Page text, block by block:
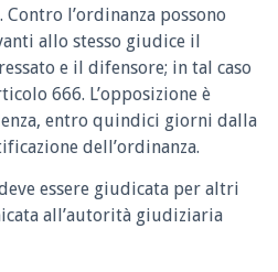
l’ordinanza possono
allo stesso giudice il
e il difensore; in tal caso
666. L’opposizione è
entro quindici giorni dalla
dell’ordinanza.
essere giudicata per altri
all’autorità giudiziaria